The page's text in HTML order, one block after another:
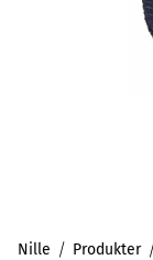
Nille Produkter